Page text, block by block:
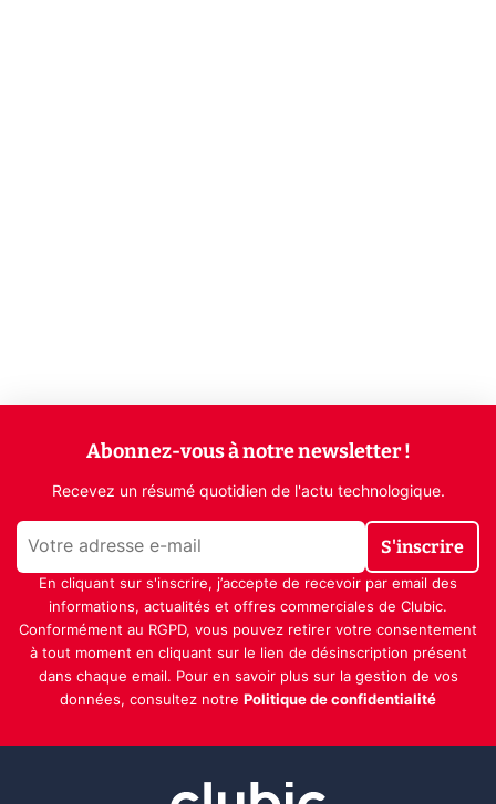
Abonnez-vous à notre newsletter !
Recevez un résumé quotidien de l'actu technologique.
S'inscrire
En cliquant sur s'inscrire, j’accepte de recevoir par email des
informations, actualités et offres commerciales de Clubic.
Conformément au RGPD, vous pouvez retirer votre consentement
à tout moment en cliquant sur le lien de désinscription présent
dans chaque email. Pour en savoir plus sur la gestion de vos
données, consultez notre Politique de confidentialité